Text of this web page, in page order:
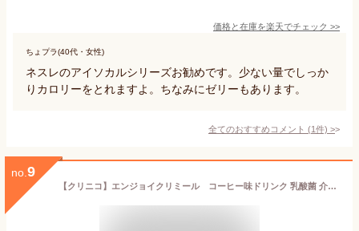
価格と在庫を楽天でチェック >>
ちょプラ(40代・女性)
ネスレのアイソカルシリーズお勧めです。少ない量でしっか
りカロリーをとれますよ。ちなみにゼリーもあります。
全てのおすすめコメント (1件) >
no. 9
【クリニコ】エンジョイクリミール コーヒー味ドリンク 乳酸菌 介護食 栄養補助 食事 高齢者 お年寄り 医療